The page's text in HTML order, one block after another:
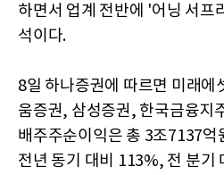
하면서 업계 전반에 '어닝 서프
석이다.
8일 하나증권에 따르면 미래에
움증권, 삼성증권, 한국금융지
배주주순이익은 총 3조7137억
전년 동기 대비 113%, 전 분기